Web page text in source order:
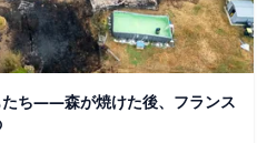
たち——森が焼けた後、フランス